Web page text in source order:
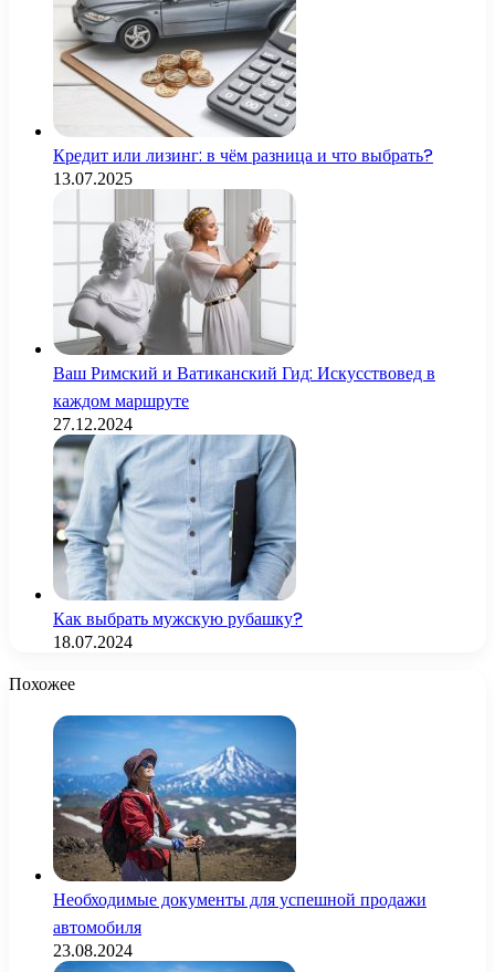
Кредит или лизинг: в чём разница и что выбрать?
13.07.2025
Ваш Римский и Ватиканский Гид: Искусствовед в
каждом маршруте
27.12.2024
Как выбрать мужскую рубашку?
18.07.2024
Похожее
Необходимые документы для успешной продажи
автомобиля
23.08.2024